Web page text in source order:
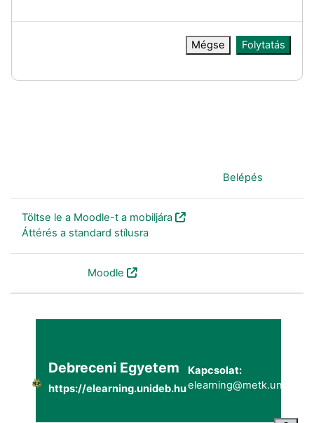
Mégse Folytatás
Belépés
Töltse le a Moodle-t a mobiljára
Áttérés a standard stílusra
Moodle
Debreceni Egyetem
https://elearning.unideb.hu
Kapcsolat: